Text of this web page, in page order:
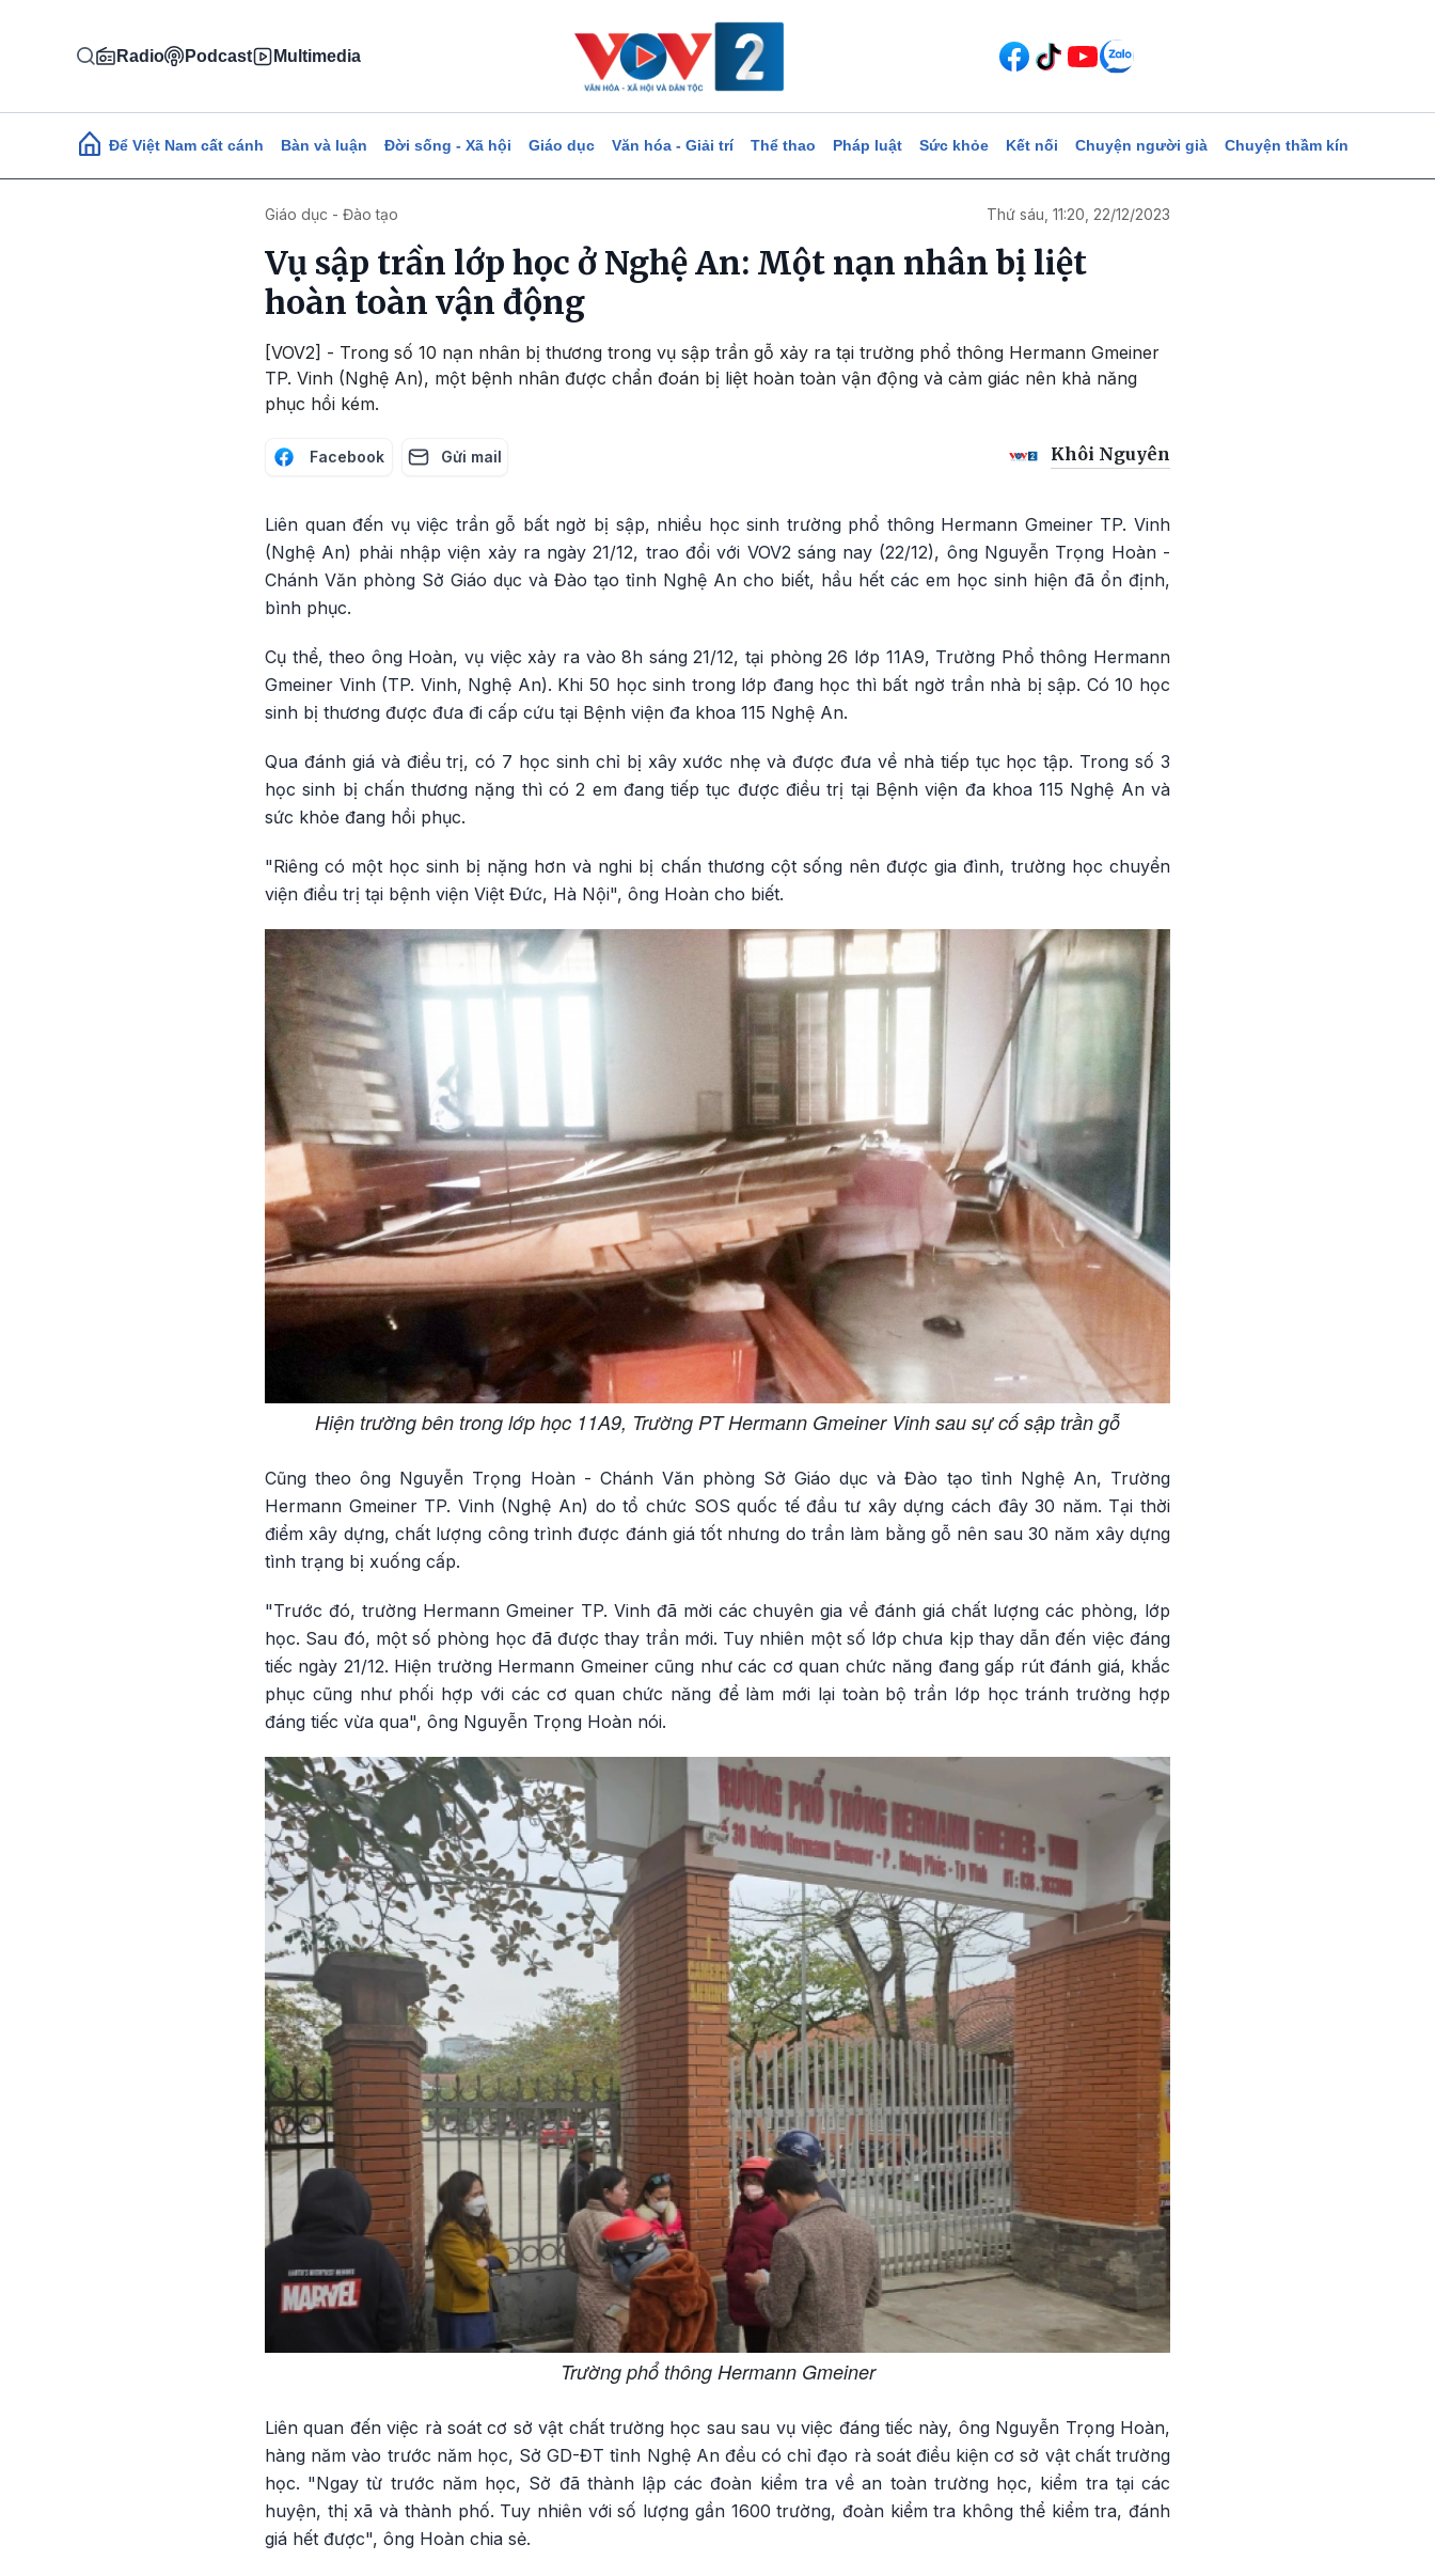
Radio Podcast Multimedia
Main navigation
Để Việt Nam cất cánh Bàn và luận Đời sống - Xã hội Giáo dục Văn hóa - Giải trí Thể thao Pháp luật Sức khỏe Kết nối Chuyện người già Chuyện thầm kín
Giáo dục - Đào tạo Thứ sáu, 11:20, 22/12/2023
Vụ sập trần lớp học ở Nghệ An: Một nạn nhân bị liệt
hoàn toàn vận động
[VOV2] - Trong số 10 nạn nhân bị thương trong vụ sập trần gỗ xảy ra tại trường phổ thông Hermann Gmeiner
TP. Vinh (Nghệ An), một bệnh nhân được chẩn đoán bị liệt hoàn toàn vận động và cảm giác nên khả năng
phục hồi kém.
Facebook Gửi mail Khôi Nguyên
Liên quan đến vụ việc trần gỗ bất ngờ bị sập, nhiều học sinh trường phổ thông Hermann Gmeiner TP. Vinh
(Nghệ An) phải nhập viện xảy ra ngày 21/12, trao đổi với VOV2 sáng nay (22/12), ông Nguyễn Trọng Hoàn -
Chánh Văn phòng Sở Giáo dục và Đào tạo tỉnh Nghệ An cho biết, hầu hết các em học sinh hiện đã ổn định,
bình phục.
Cụ thể, theo ông Hoàn, vụ việc xảy ra vào 8h sáng 21/12, tại phòng 26 lớp 11A9, Trường Phổ thông Hermann
Gmeiner Vinh (TP. Vinh, Nghệ An). Khi 50 học sinh trong lớp đang học thì bất ngờ trần nhà bị sập. Có 10 học
sinh bị thương được đưa đi cấp cứu tại Bệnh viện đa khoa 115 Nghệ An.
Qua đánh giá và điều trị, có 7 học sinh chỉ bị xây xước nhẹ và được đưa về nhà tiếp tục học tập. Trong số 3
học sinh bị chấn thương nặng thì có 2 em đang tiếp tục được điều trị tại Bệnh viện đa khoa 115 Nghệ An và
sức khỏe đang hồi phục.
"Riêng có một học sinh bị nặng hơn và nghi bị chấn thương cột sống nên được gia đình, trường học chuyển
viện điều trị tại bệnh viện Việt Đức, Hà Nội", ông Hoàn cho biết.
Hiện trường bên trong lớp học 11A9, Trường PT Hermann Gmeiner Vinh sau sự cố sập trần gỗ
Cũng theo ông Nguyễn Trọng Hoàn - Chánh Văn phòng Sở Giáo dục và Đào tạo tỉnh Nghệ An, Trường
Hermann Gmeiner TP. Vinh (Nghệ An) do tổ chức SOS quốc tế đầu tư xây dựng cách đây 30 năm. Tại thời
điểm xây dựng, chất lượng công trình được đánh giá tốt nhưng do trần làm bằng gỗ nên sau 30 năm xây dựng
tình trạng bị xuống cấp.
"Trước đó, trường Hermann Gmeiner TP. Vinh đã mời các chuyên gia về đánh giá chất lượng các phòng, lớp
học. Sau đó, một số phòng học đã được thay trần mới. Tuy nhiên một số lớp chưa kịp thay dẫn đến việc đáng
tiếc ngày 21/12. Hiện trường Hermann Gmeiner cũng như các cơ quan chức năng đang gấp rút đánh giá, khắc
phục cũng như phối hợp với các cơ quan chức năng để làm mới lại toàn bộ trần lớp học tránh trường hợp
đáng tiếc vừa qua", ông Nguyễn Trọng Hoàn nói.
Trường phổ thông Hermann Gmeiner
Liên quan đến việc rà soát cơ sở vật chất trường học sau sau vụ việc đáng tiếc này, ông Nguyễn Trọng Hoàn,
hàng năm vào trước năm học, Sở GD-ĐT tỉnh Nghệ An đều có chỉ đạo rà soát điều kiện cơ sở vật chất trường
học. "Ngay từ trước năm học, Sở đã thành lập các đoàn kiểm tra về an toàn trường học, kiểm tra tại các
huyện, thị xã và thành phố. Tuy nhiên với số lượng gần 1600 trường, đoàn kiểm tra không thể kiểm tra, đánh
giá hết được", ông Hoàn chia sẻ.